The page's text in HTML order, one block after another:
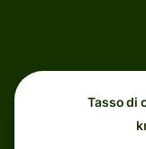
Tasso di